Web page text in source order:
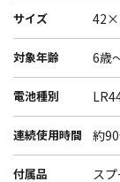
＜ケースの使いか
スプーンペットを
プーンの爪を合わ
＜ケースの外しか
外すときはスプー
サイズ
対象年齢 6歳
電池種別
連続使用時間 約
付属品 ス